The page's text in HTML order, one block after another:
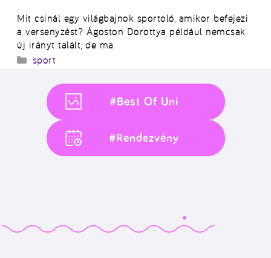
Mit csinál egy világbajnok sportoló, amikor befejezi
a versenyzést? Ágoston Dorottya például nemcsak
új irányt talált, de ma
Kategória
sport
#Best Of Uni
#Rendezvény